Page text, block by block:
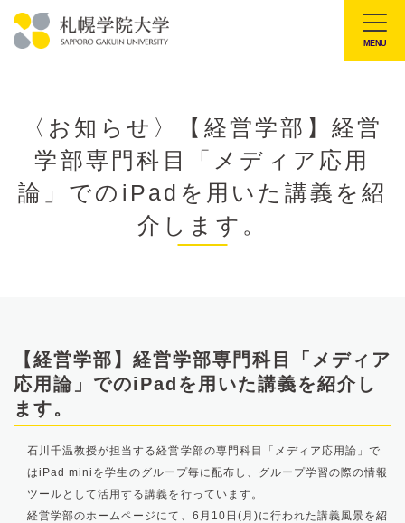
文
学
MENU
〈お知らせ〉【経営学部】経営
学部専門科目「メディア応用
論」でのiPadを用いた講義を紹
介します。
【経営学部】経営学部専門科目「メディア
応用論」でのiPadを用いた講義を紹介し
ます。
石川千温教授が担当する経営学部の専門科目「メディア応用論」で
はiPad miniを学生のグループ毎に配布し、グループ学習の際の情報
ツールとして活用する講義を行っています。
経営学部のホームページにて、6月10日(月)に行われた講義風景を紹